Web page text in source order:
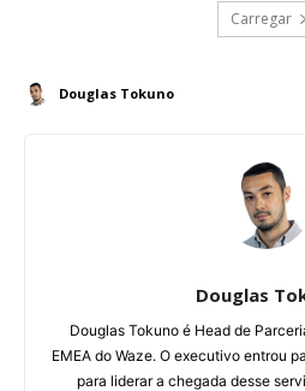
Carregar
Douglas Tokuno
Douglas
Douglas Tokuno é Head de
EMEA do Waze. O executivo entrou
para liderar a chegada desse